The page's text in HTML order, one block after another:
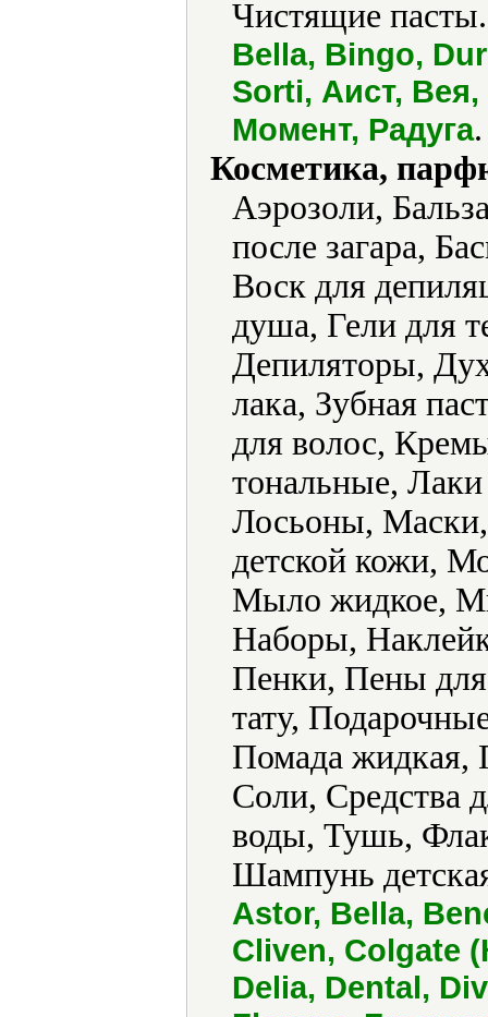
Чистящие
Bella, Bingo,
Sorti, Аист,
Момент, Радуга.
Косметика,
Аэрозоли,
после загара,
Воск для
душа, Гели для
Депиляторы,
лака, Зубная
для волос,
тональные,
Лосьоны,
детской кожи,
Мыло жидкое,
Наборы,
Пенки, Пены
тату,
Помада жидкая,
Соли, Средства
воды, Тушь,
Шампунь
Astor, Bella,
Cliven, Colgate
Delia, Dental,